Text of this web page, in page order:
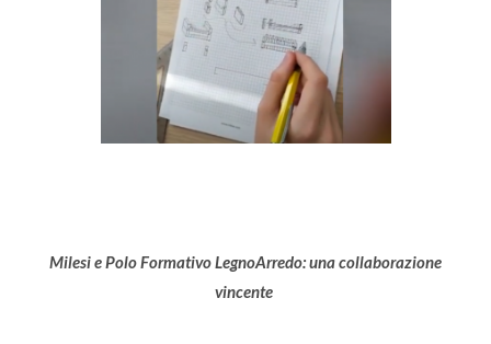
Milesi e Polo Formativo LegnoArredo: una collaborazione
vincente